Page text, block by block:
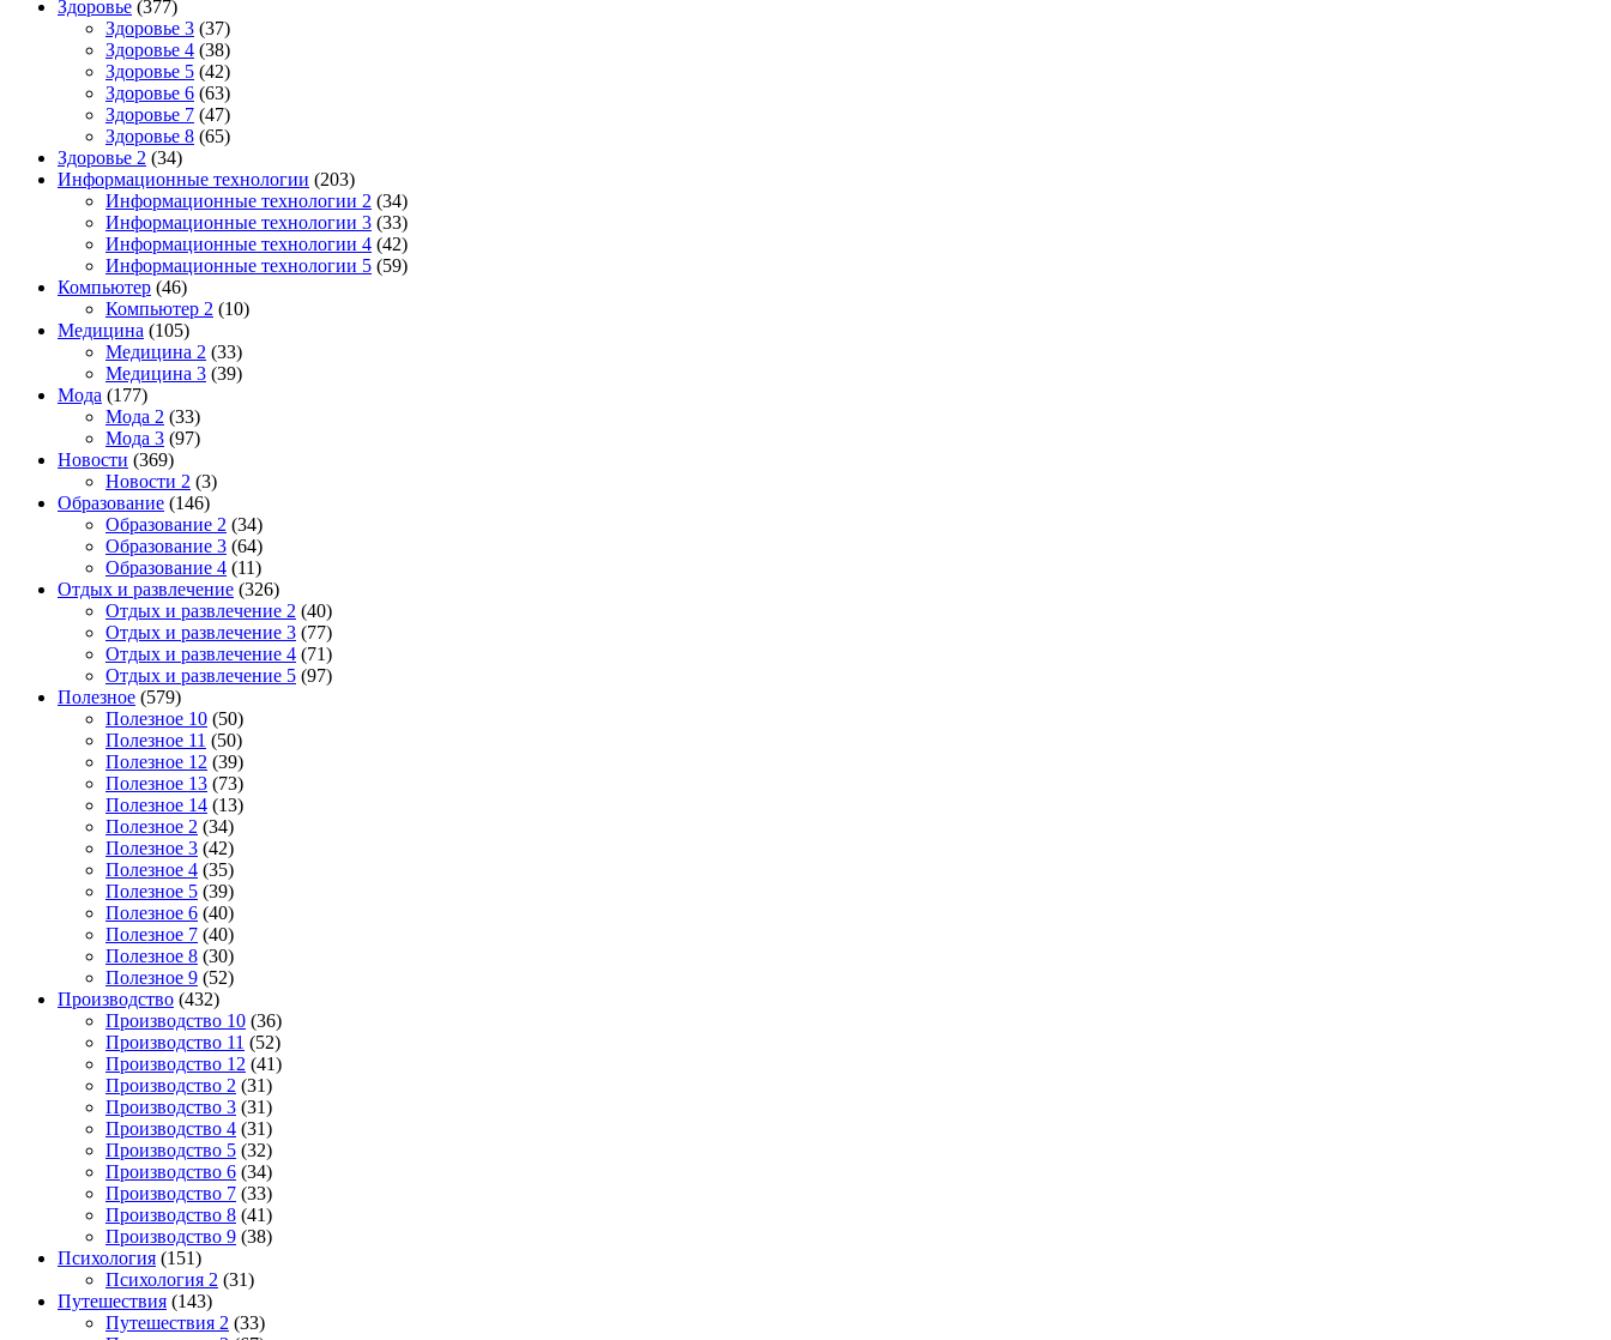
Здоровье (377)
Здоровье 3 (37)
Здоровье 4 (38)
Здоровье 5 (42)
Здоровье 6 (63)
Здоровье 7 (47)
Здоровье 8 (65)
Здоровье 2 (34)
Информационные технологии (203)
Информационные технологии 2 (34)
Информационные технологии 3 (33)
Информационные технологии 4 (42)
Информационные технологии 5 (59)
Компьютер (46)
Компьютер 2 (10)
Медицина (105)
Медицина 2 (33)
Медицина 3 (39)
Мода (177)
Мода 2 (33)
Мода 3 (97)
Новости (369)
Новости 2 (3)
Образование (146)
Образование 2 (34)
Образование 3 (64)
Образование 4 (11)
Отдых и развлечение (326)
Отдых и развлечение 2 (40)
Отдых и развлечение 3 (77)
Отдых и развлечение 4 (71)
Отдых и развлечение 5 (97)
Полезное (579)
Полезное 10 (50)
Полезное 11 (50)
Полезное 12 (39)
Полезное 13 (73)
Полезное 14 (13)
Полезное 2 (34)
Полезное 3 (42)
Полезное 4 (35)
Полезное 5 (39)
Полезное 6 (40)
Полезное 7 (40)
Полезное 8 (30)
Полезное 9 (52)
Производство (432)
Производство 10 (36)
Производство 11 (52)
Производство 12 (41)
Производство 2 (31)
Производство 3 (31)
Производство 4 (31)
Производство 5 (32)
Производство 6 (34)
Производство 7 (33)
Производство 8 (41)
Производство 9 (38)
Психология (151)
Психология 2 (31)
Путешествия (143)
Путешествия 2 (33)